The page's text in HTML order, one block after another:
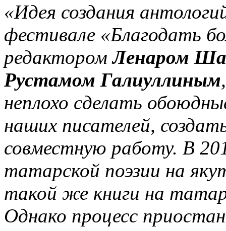
«Идея создания
фестивале «Благодать
редакторомЛенаром
Рустамом Галиуллиным
неплохо сделать
наших писателей,
совместную работу. В
татарской поэзии на
такой же книги на
Однако процесс